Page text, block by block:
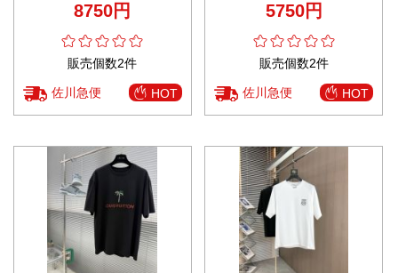
選 ホワイト8750円
販売個数2件
佐川急便 HOT
5750円
販売個数2件
佐川急便 HOT